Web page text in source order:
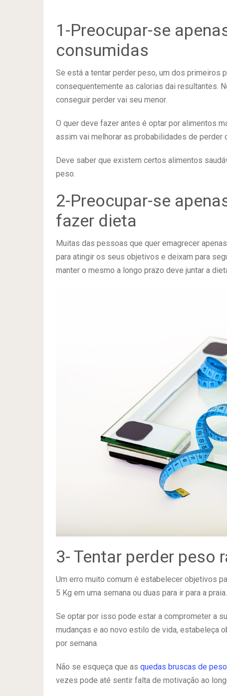
1-Preocupar-se
consumidas
Se está a tentar perder peso, um dos primeiros
consequentemente as calorias dai resultantes.
conseguir perder vai seu menor.
O quer deve fazer antes é optar por alimentos
assim vai melhorar as probabilidades de perder
Deve saber que existem certos alimentos
peso.
2-Preocupar-se
fazer dieta
Muitas das pessoas que quer emagrecer
para atingir os seus objetivos e deixam para
manter o mesmo a longo prazo deve juntar a
3- Tentar perder peso
Um erro muito comum é estabelecer objetivos
5 Kg em uma semana ou duas para ir para a praia.
Se optar por isso pode estar a comprometer a
mudanças e ao novo estilo de vida, estabeleça
por semana.
Não se esqueça que as quedas bruscas de peso
vezes pode até sentir falta de motivação ao